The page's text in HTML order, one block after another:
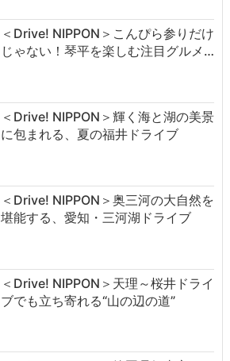
＜Drive! NIPPON＞こんぴら参りだけ
じゃない！琴平を楽しむ注目グルメ…
＜Drive! NIPPON＞輝く海と湖の美景
に包まれる、夏の福井ドライブ
＜Drive! NIPPON＞奥三河の大自然を
堪能する、愛知・三河湖ドライブ
＜Drive! NIPPON＞天理～桜井ドライ
ブでも立ち寄れる“山の辺の道”